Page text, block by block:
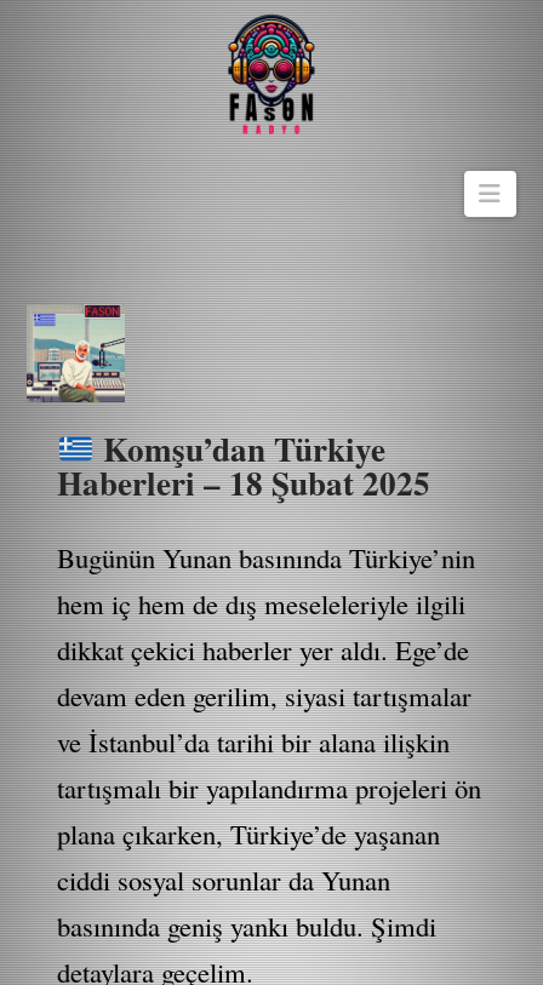
Komşu’dan Türkiye
Haberleri – 18 Şubat 2025
Bugünün Yunan basınında Türkiye’nin
hem iç hem de dış meseleleriyle ilgili
dikkat çekici haberler yer aldı. Ege’de
devam eden gerilim, siyasi tartışmalar
ve İstanbul’da tarihi bir alana ilişkin
tartışmalı bir yapılandırma projeleri ön
plana çıkarken, Türkiye’de yaşanan
ciddi sosyal sorunlar da Yunan
basınında geniş yankı buldu. Şimdi
detaylara geçelim.